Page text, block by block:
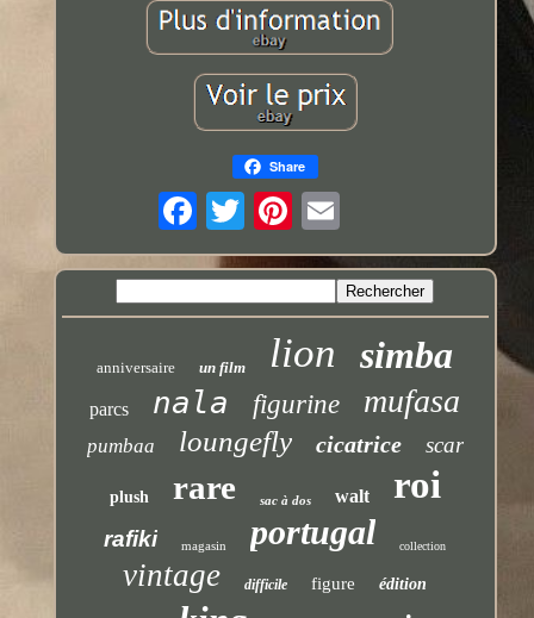
Share
anniversaire un film lion simba
parcs nala figurine mufasa
pumbaa loungefly cicatrice scar
plush rare sac à dos walt roi
rafiki magasin portugal collection
vintage difficile figure édition